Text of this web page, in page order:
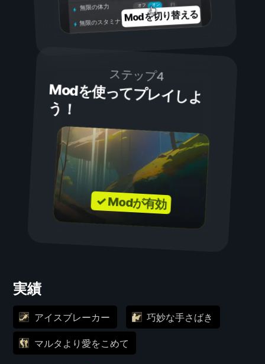
オン
オフ
無限の体力
無限のスタミナ Modを切り替える
ステップ4
Modを使ってプレイしよ
う！
✓ Modが有効
実績
アイスブレーカー 巧妙な手さばき
マルタより愛をこめて